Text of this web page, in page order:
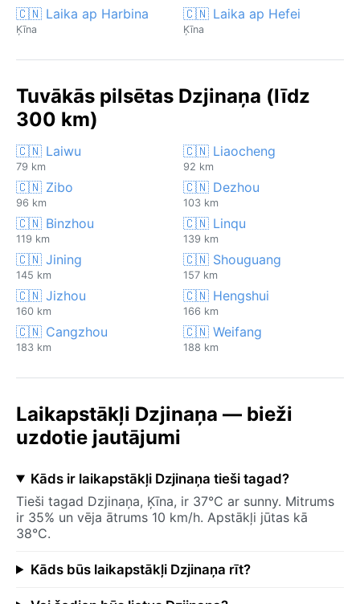
🇨🇳 Laika ap Harbina
Ķīna
🇨🇳 Laika ap Hefei
Ķīna
Tuvākās pilsētas Dzjinaņa (līdz
300 km)
🇨🇳 Laiwu
79 km
🇨🇳 Liaocheng
92 km
🇨🇳 Zibo
96 km
🇨🇳 Dezhou
103 km
🇨🇳 Binzhou
119 km
🇨🇳 Linqu
139 km
🇨🇳 Jining
145 km
🇨🇳 Shouguang
157 km
🇨🇳 Jizhou
160 km
🇨🇳 Hengshui
166 km
🇨🇳 Cangzhou
183 km
🇨🇳 Weifang
188 km
Laikapstākļi Dzjinaņa — bieži
uzdotie jautājumi
Kāds ir laikapstākļi Dzjinaņa tieši tagad?
Tieši tagad Dzjinaņa, Ķīna, ir 37°C ar sunny. Mitrums
ir 35% un vēja ātrums 10 km/h. Apstākļi jūtas kā
38°C.
Kāds būs laikapstākļi Dzjinaņa rīt?